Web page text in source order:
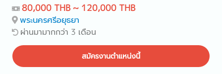
80,000 THB ~ 120,000 THB
พระนครศรีอยุธยา
ผ่านมามากกว่า 3 เดือน
สมัครงานตำแหน่งนี้